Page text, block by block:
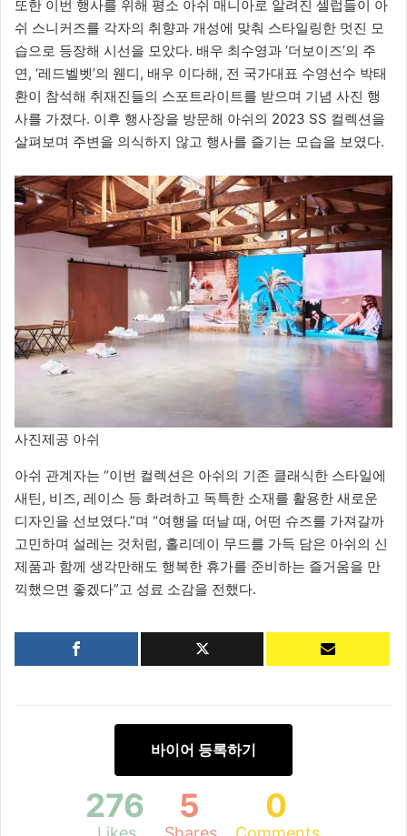
또한 이번 행사를 위해 평소 아쉬 매니아로 알려진 셀럽들이 아
쉬 스니커즈를 각자의 취향과 개성에 맞춰 스타일링한 멋진 모
습으로 등장해 시선을 모았다. 배우 최수영과 ‘더보이즈’의 주
연, ‘레드벨벳’의 웬디, 배우 이다해, 전 국가대표 수영선수 박태
환이 참석해 취재진들의 스포트라이트를 받으며 기념 사진 행
사를 가졌다. 이후 행사장을 방문해 아쉬의 2023 SS 컬렉션을
살펴보며 주변을 의식하지 않고 행사를 즐기는 모습을 보였다.
사진제공 아쉬
아쉬 관계자는 “이번 컬렉션은 아쉬의 기존 클래식한 스타일에
새틴, 비즈, 레이스 등 화려하고 독특한 소재를 활용한 새로운
디자인을 선보였다.”며 “여행을 떠날 때, 어떤 슈즈를 가져갈까
고민하며 설레는 것처럼, 홀리데이 무드를 가득 담은 아쉬의 신
제품과 함께 생각만해도 행복한 휴가를 준비하는 즐거움을 만
끽했으면 좋겠다”고 성료 소감을 전했다.
바이어 등록하기
276 5 0